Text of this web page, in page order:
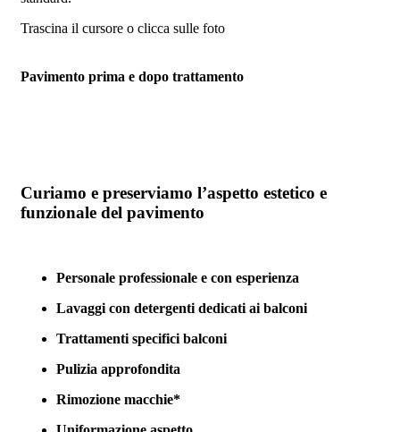
Trascina il cursore o clicca sulle foto
Pavimento prima e dopo trattamento
Curiamo e preserviamo l’aspetto estetico e
funzionale del pavimento
Personale professionale e con esperienza
Lavaggi con detergenti dedicati ai balconi
Trattamenti specifici balconi
Pulizia approfondita
Rimozione macchie*